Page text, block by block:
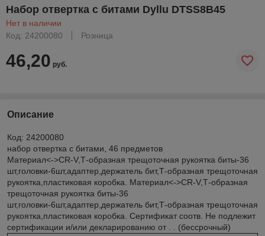
Набор отвертка с битами Dyllu DTSS8B45
Нет в наличии
Код: 24200080
Розница
46,20 руб.
Описание
Код: 24200080
набор отвертка с битами, 46 предметов
Материал<->CR-V,Т-образная трещоточная рукоятка биты-36
шт,головки-6шт,адаптер,держатель бит,Т-образная трещоточная
рукоятка,пластиковая коробка. Материал<->CR-V,Т-образная
трещоточная рукоятка биты-36
шт,головки-6шт,адаптер,держатель бит,Т-образная трещоточная
рукоятка,пластиковая коробка. Сертификат соотв. Не подлежит
сертификации и/или декларированию от . . (бессрочный)